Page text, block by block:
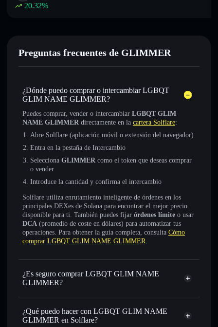
20.32%
Preguntas frecuentes de GLIMMER
¿Dónde puedo comprar o intercambiar LGBQT
GLIM NAME GLIMMER?
Puedes comprar, vender o intercambiar LGBQT GLIM
NAME GLIMMER directamente en la cartera Solflare:
Abre Solflare (aplicación móvil o extensión del navegador)
Entra en la pestaña de Intercambio
Selecciona GLIMMER como el token que deseas comprar
o vender
Introduce la cantidad y confirma el intercambio
Solflare utiliza enrutamiento inteligente de órdenes en los
principales DEXes de Solana para encontrar el mejor precio
disponible para ti. También puedes fijar órdenes límite o usar
DCA (promedio de coste en dólares) para automatizar tus
operaciones. Para obtener la guía completa, consulta Cómo
comprar LGBQT GLIM NAME GLIMMER.
¿Es seguro comprar LGBQT GLIM NAME
GLIMMER?
LGBQT GLIM NAME GLIMMER no está verificado
¿Qué puedo hacer con LGBQT GLIM NAME
GLIMMER en Solflare?